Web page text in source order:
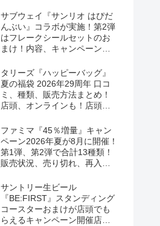
売！
サブウェイ『サンリオ はぴだ
んぶい』コラボが実施！第2弾
はフレークシールセットのお
まけ！内容、キャンペーンま
タリーズ『ハッピーバッグ』
夏の福袋 2026年29周年 口コ
ミ、種類、販売方法まとめ！
店頭、オンラインも！店頭と
ファミマ『45％増量』キャン
ペーン2026年夏が8月に開催！
第1弾、第2弾で合計13種類！
販売状況、売り切れ、再入荷
サントリー生ビール
『BE:FIRST』スタンディング
コースターおまけが店頭でも
らえるキャンペーン開催店は